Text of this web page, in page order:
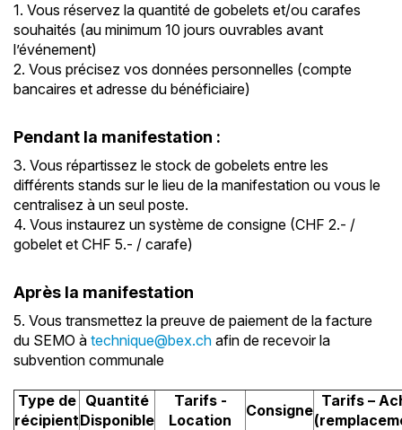
1. Vous réservez la quantité de gobelets et/ou carafes
souhaités (au minimum 10 jours ouvrables avant
l’événement)
2. Vous précisez vos données personnelles (compte
bancaires et adresse du bénéficiaire)
Pendant la manifestation :
3. Vous répartissez le stock de gobelets entre les
différents stands sur le lieu de la manifestation ou vous le
centralisez à un seul poste.
4. Vous instaurez un système de consigne (CHF 2.- /
gobelet et CHF 5.- / carafe)
Après la manifestation
5. Vous transmettez la preuve de paiement de la facture
du SEMO à technique@bex.ch afin de recevoir la
subvention communale
Type de
récipient
Quantité
Disponible
Tarifs -
Location
Consigne
Tarifs –